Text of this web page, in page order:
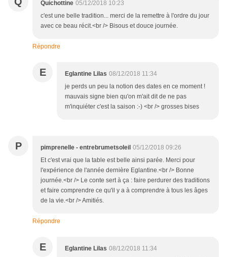
Quichottine 05/12/2018 10:23
c'est une belle tradition... merci de la remettre à l'ordre du jour
avec ce beau récit.<br /> Bisous et douce journée.
Répondre
E Eglantine Lilas 08/12/2018 11:34
je perds un peu la notion des dates en ce moment !
mauvais signe bien qu'on m'ait dit de ne pas
m'inquiéter c'est la saison :-) <br /> grosses bises
P pimprenelle - entrebrumetsoleil 05/12/2018 09:26
Et c'est vrai que la table est belle ainsi parée. Merci pour
l'expérience de l'année dernière Eglantine.<br /> Bonne
journée.<br /> Le conte sert à ça : faire perdurer des traditions
et faire comprendre ce qu'il y a à comprendre à tous les âges
de la vie.<br /> Amitiés.
Répondre
E Eglantine Lilas 08/12/2018 11:34